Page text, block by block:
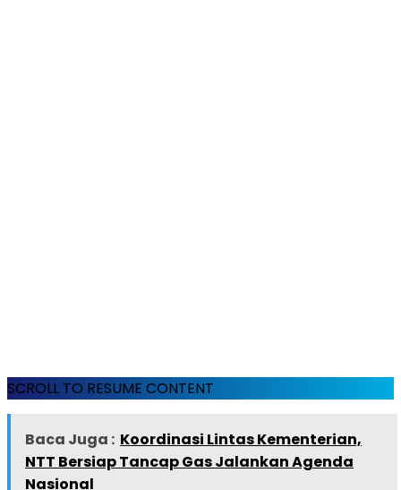
SCROLL TO RESUME CONTENT
Baca Juga : Koordinasi Lintas Kementerian,
NTT Bersiap Tancap Gas Jalankan Agenda
Nasional